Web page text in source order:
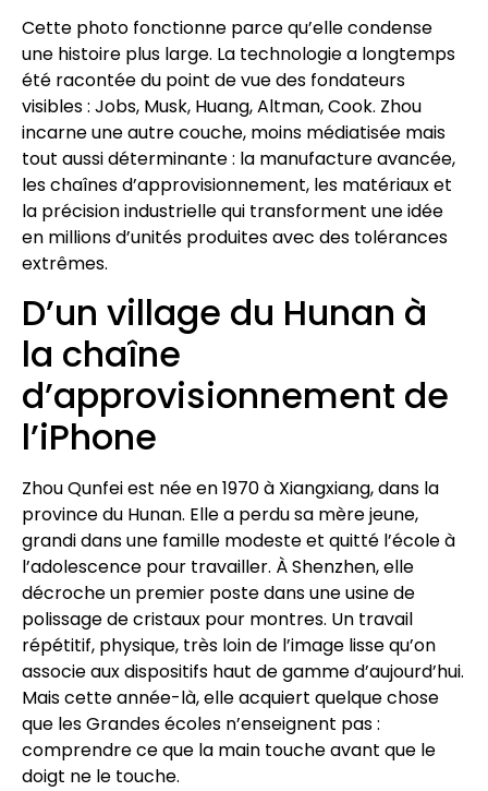
Cette photo fonctionne parce qu’elle condense
une histoire plus large. La technologie a longtemps
été racontée du point de vue des fondateurs
visibles : Jobs, Musk, Huang, Altman, Cook. Zhou
incarne une autre couche, moins médiatisée mais
tout aussi déterminante : la manufacture avancée,
les chaînes d’approvisionnement, les matériaux et
la précision industrielle qui transforment une idée
en millions d’unités produites avec des tolérances
extrêmes.
D’un village du Hunan à
la chaîne
d’approvisionnement de
l’iPhone
Zhou Qunfei est née en 1970 à Xiangxiang, dans la
province du Hunan. Elle a perdu sa mère jeune,
grandi dans une famille modeste et quitté l’école à
l’adolescence pour travailler. À Shenzhen, elle
décroche un premier poste dans une usine de
polissage de cristaux pour montres. Un travail
répétitif, physique, très loin de l’image lisse qu’on
associe aux dispositifs haut de gamme d’aujourd’hui.
Mais cette année-là, elle acquiert quelque chose
que les Grandes écoles n’enseignent pas :
comprendre ce que la main touche avant que le
doigt ne le touche.